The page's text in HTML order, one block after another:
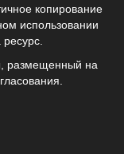
копирование
использовании
размещенный на